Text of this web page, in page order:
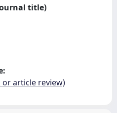
title)
or article review)